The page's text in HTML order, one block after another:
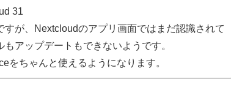
31
すが、Nextcloudのアプリ画面ではまだ認識されて
アップデートもできないようです。
をちゃんと使えるようになります。